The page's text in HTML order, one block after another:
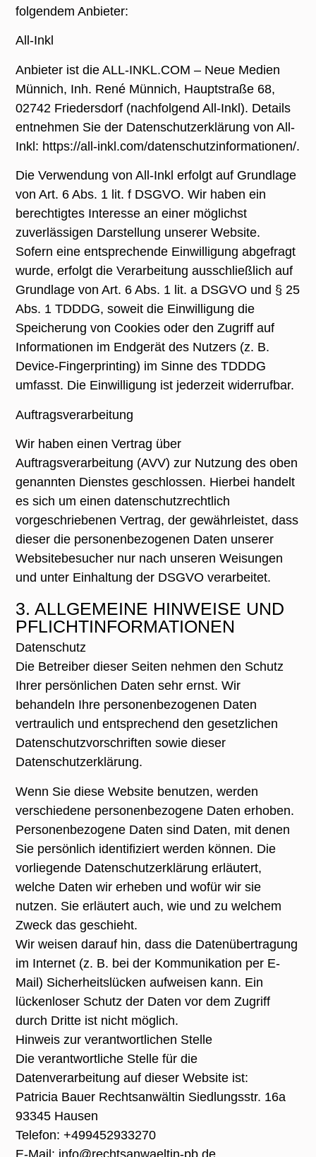
folgendem Anbieter:
All-Inkl
Anbieter ist die ALL-INKL.COM – Neue Medien
Münnich, Inh. René Münnich, Hauptstraße 68,
02742 Friedersdorf (nachfolgend All-Inkl). Details
entnehmen Sie der Datenschutzerklärung von All-
Inkl: https://all-inkl.com/datenschutzinformationen/.
Die Verwendung von All-Inkl erfolgt auf Grundlage
von Art. 6 Abs. 1 lit. f DSGVO. Wir haben ein
berechtigtes Interesse an einer möglichst
zuverlässigen Darstellung unserer Website.
Sofern eine entsprechende Einwilligung abgefragt
wurde, erfolgt die Verarbeitung ausschließlich auf
Grundlage von Art. 6 Abs. 1 lit. a DSGVO und § 25
Abs. 1 TDDDG, soweit die Einwilligung die
Speicherung von Cookies oder den Zugriff auf
Informationen im Endgerät des Nutzers (z. B.
Device-Fingerprinting) im Sinne des TDDDG
umfasst. Die Einwilligung ist jederzeit widerrufbar.
Auftragsverarbeitung
Wir haben einen Vertrag über
Auftragsverarbeitung (AVV) zur Nutzung des oben
genannten Dienstes geschlossen. Hierbei handelt
es sich um einen datenschutzrechtlich
vorgeschriebenen Vertrag, der gewährleistet, dass
dieser die personenbezogenen Daten unserer
Websitebesucher nur nach unseren Weisungen
und unter Einhaltung der DSGVO verarbeitet.
3. ALLGEMEINE HINWEISE UND
PFLICHTINFORMATIONEN
Datenschutz
Die Betreiber dieser Seiten nehmen den Schutz
Ihrer persönlichen Daten sehr ernst. Wir
behandeln Ihre personenbezogenen Daten
vertraulich und entsprechend den gesetzlichen
Datenschutzvorschriften sowie dieser
Datenschutzerklärung.
Wenn Sie diese Website benutzen, werden
verschiedene personenbezogene Daten erhoben.
Personenbezogene Daten sind Daten, mit denen
Sie persönlich identifiziert werden können. Die
vorliegende Datenschutzerklärung erläutert,
welche Daten wir erheben und wofür wir sie
nutzen. Sie erläutert auch, wie und zu welchem
Zweck das geschieht.
Wir weisen darauf hin, dass die Datenübertragung
im Internet (z. B. bei der Kommunikation per E-
Mail) Sicherheitslücken aufweisen kann. Ein
lückenloser Schutz der Daten vor dem Zugriff
durch Dritte ist nicht möglich.
Hinweis zur verantwortlichen Stelle
Die verantwortliche Stelle für die
Datenverarbeitung auf dieser Website ist:
Patricia Bauer Rechtsanwältin Siedlungsstr. 16a
93345 Hausen
Telefon: +499452933270
E-Mail: info@rechtsanwaeltin-pb.de